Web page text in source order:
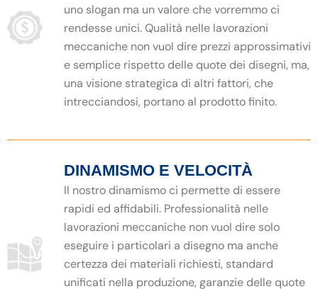
uno slogan ma un valore che vorremmo ci
rendesse unici. Qualità nelle lavorazioni
meccaniche non vuol dire prezzi approssimativi
e semplice rispetto delle quote dei disegni, ma,
una visione strategica di altri fattori, che
intrecciandosi, portano al prodotto finito.
DINAMISMO E VELOCITÀ
Il nostro dinamismo ci permette di essere
rapidi ed affidabili. Professionalità nelle
lavorazioni meccaniche non vuol dire solo
eseguire i particolari a disegno ma anche
certezza dei materiali richiesti, standard
unificati nella produzione, garanzie delle quote